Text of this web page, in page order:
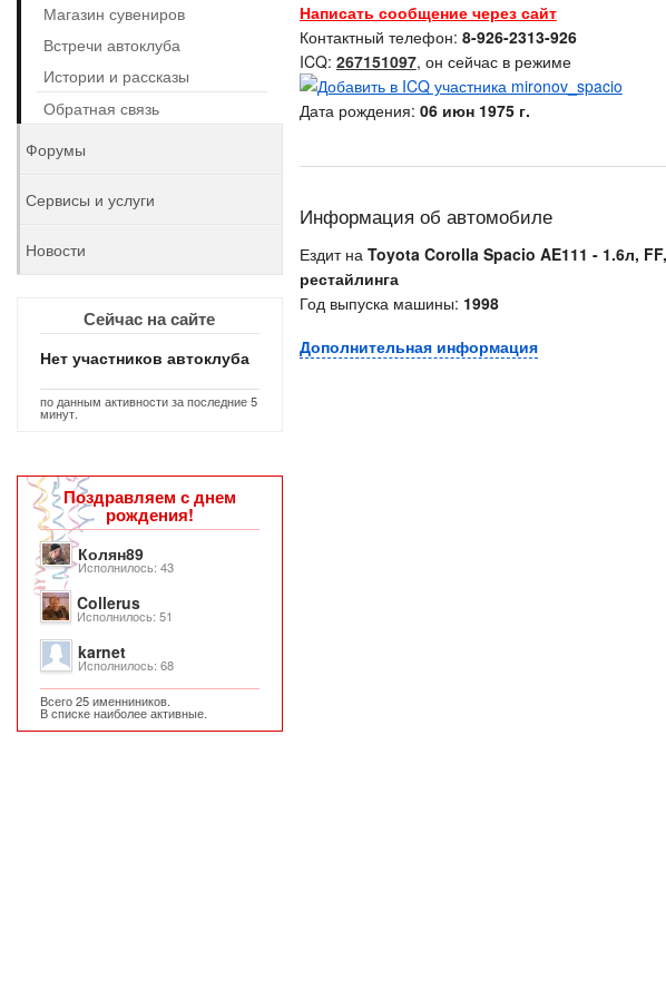
Написать сообщение через сайт
Контактный телефон: 8-926-2313-926
ICQ: 267151097, он сейчас в режиме
Дата рождения: 06 июн 1975 г.
Информация об автомобиле
Ездит на Toyota Corolla Spacio AE111 - 1.6л,
рестайлинга
Год выпуска машины: 1998
Дополнительная информация
Магазин сувениров
Встречи автоклуба
Истории и рассказы
Обратная связь
Форумы
Сервисы и услуги
Новости
Сейчас на сайте
Нет участников автоклуба
по данным активности за последние 5
минут.
Поздравляем с днем
рождения!
Колян89
Исполнилось: 43
Collerus
Исполнилось: 51
karnet
Исполнилось: 68
Всего 25 именниников.
В списке наиболее активные.